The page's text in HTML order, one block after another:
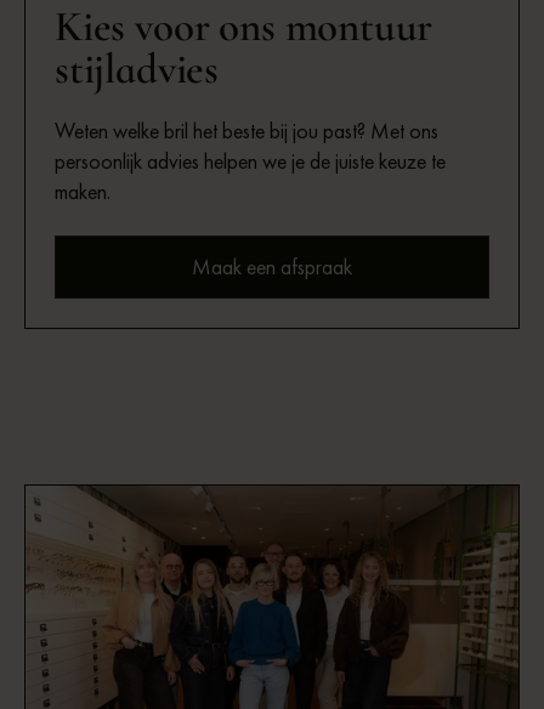
Kies voor ons montuur
stijladvies
Weten welke bril het beste bij jou past? Met ons
persoonlijk advies helpen we je de juiste keuze te
maken.
Maak een afspraak